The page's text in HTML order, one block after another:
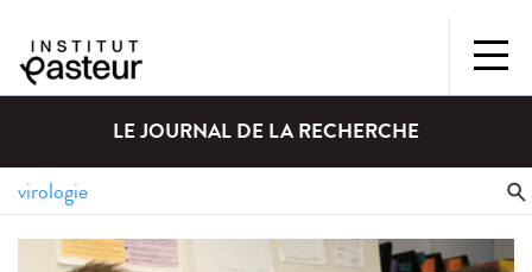
LE JOURNAL DE LA RECHERCHE